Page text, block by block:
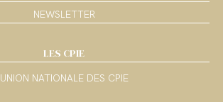
NEWSLETTER
LES CPIE
UNION NATIONALE DES CPIE